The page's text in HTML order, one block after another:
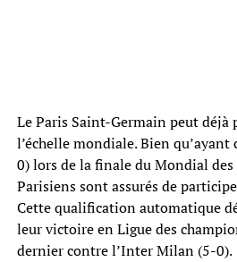
Le Paris Saint-Germain peut déjà
l’échelle mondiale. Bien qu’ayant
0) lors de la finale du Mondial des
Parisiens sont assurés de
Cette qualification automatique
leur victoire en Ligue des
dernier contre l’Inter Milan (5-0).